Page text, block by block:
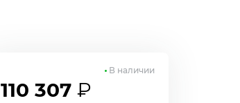
110 307 ₽
В наличии